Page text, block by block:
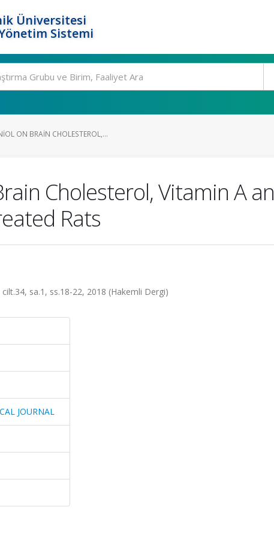
Üniversitesi
Sistemi
ON BRAIN CHOLESTEROL,...
Cholesterol, Vitamin A
Rats
cilt.34, sa.1, ss.18-22, 2018 (Hakemli Dergi)
JOURNAL